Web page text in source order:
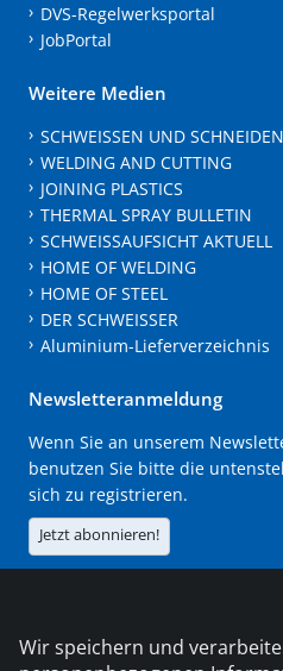
DVS-Regelwerksportal
JobPortal
Weitere Medien
SCHWEISSEN UND SCHNEIDEN
WELDING AND CUTTING
JOINING PLASTICS
THERMAL SPRAY BULLETIN
SCHWEISSAUFSICHT AKTUELL
HOME OF WELDING
HOME OF STEEL
DER SCHWEISSER
Aluminium-Lieferverzeichnis
Newsletteranmeldung
Wenn Sie an unserem
benutzen Sie bitte die
sich zu registrieren.
Jetzt abonnieren!
Die DVS Media GmbH ist
Wir speichern und